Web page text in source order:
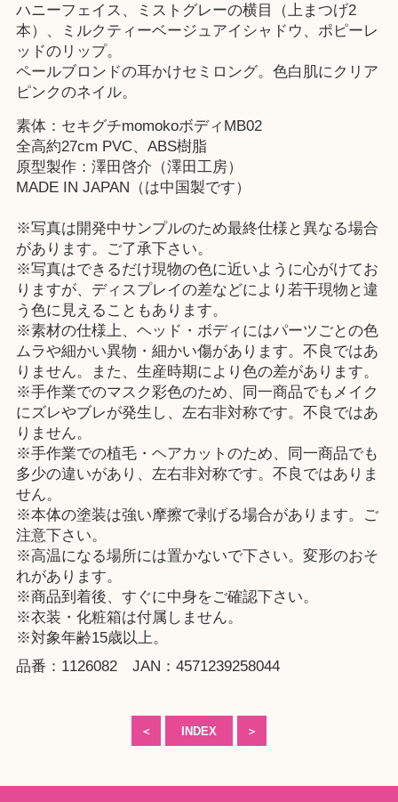
ハニーフェイス、ミストグレーの横目（上まつげ2
本）、ミルクティーベージュアイシャドウ、ポピーレ
ッドのリップ。
ペールブロンドの耳かけセミロング。色白肌にクリア
ピンクのネイル。
素体：セキグチmomokoボディMB02
全高約27cm PVC、ABS樹脂
原型製作：澤田啓介（澤田工房）
MADE IN JAPAN（は中国製です）
※写真は開発中サンプルのため最終仕様と異なる場合
があります。ご了承下さい。
※写真はできるだけ現物の色に近いように心がけてお
りますが、ディスプレイの差などにより若干現物と違
う色に見えることもあります。
※素材の仕様上、ヘッド・ボディにはパーツごとの色
ムラや細かい異物・細かい傷があります。不良ではあ
りません。また、生産時期により色の差があります。
※手作業でのマスク彩色のため、同一商品でもメイク
にズレやブレが発生し、左右非対称です。不良ではあ
りません。
※手作業での植毛・ヘアカットのため、同一商品でも
多少の違いがあり、左右非対称です。不良ではありま
せん。
※本体の塗装は強い摩擦で剥げる場合があります。ご
注意下さい。
※高温になる場所には置かないで下さい。変形のおそ
れがあります。
※商品到着後、すぐに中身をご確認下さい。
※衣装・化粧箱は付属しません。
※対象年齢15歳以上。
品番：1126082 JAN：4571239258044
＜ INDEX ＞